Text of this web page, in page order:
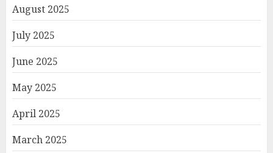
August 2025
July 2025
June 2025
May 2025
April 2025
March 2025